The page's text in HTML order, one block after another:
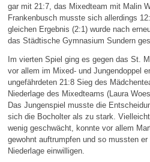
gar mit 21:7, das Mixedteam mit Malin
Frankenbusch musste sich allerdings
gleichen Ergebnis (2:1) wurde nach
das Städtische Gymnasium Sundern
Im vierten Spiel ging es gegen das St.
vor allem im Mixed- und Jungendoppel
ungefährdeten 21:8 Sieg des
Niederlage des Mixedteams (Laura
Das Jungenspiel musste die
sich die Bocholter als zu stark.
wenig geschwächt, konnte vor allem
gewohnt auftrumpfen und so mussten
Niederlage einwilligen.